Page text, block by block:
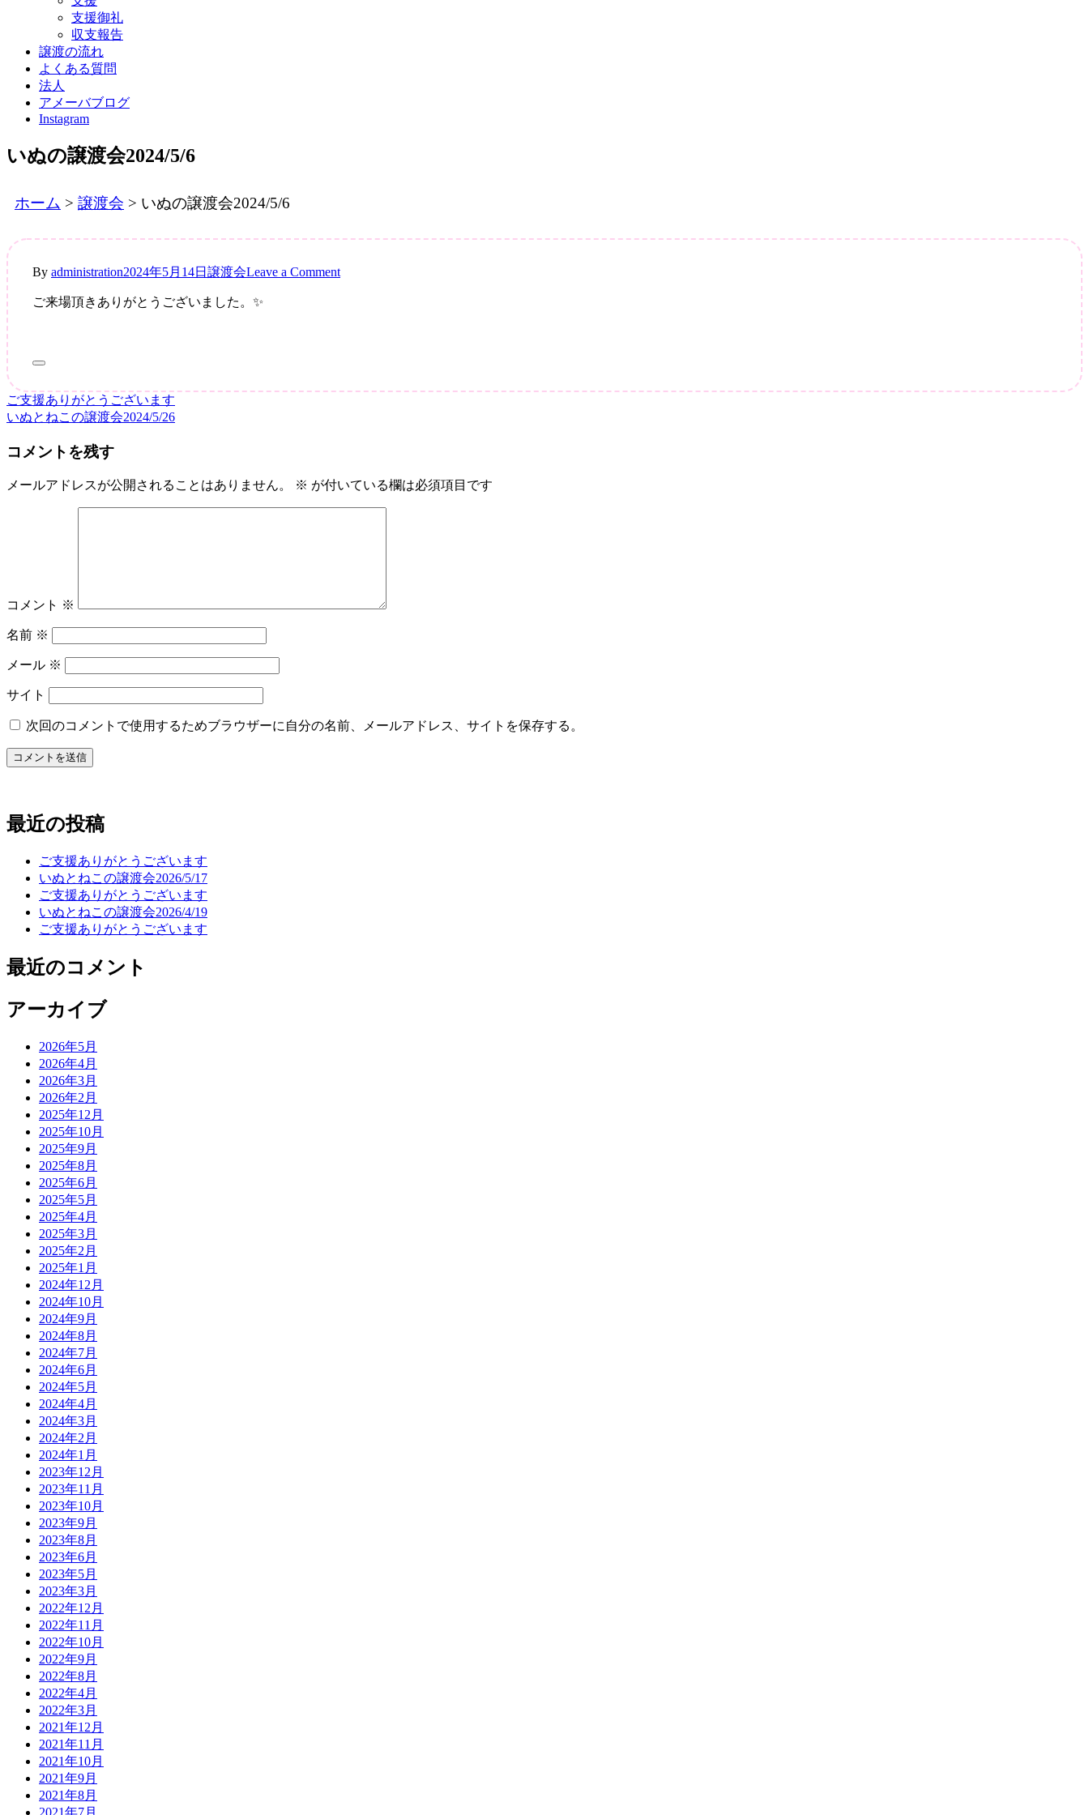
支援御礼
収支報告
譲渡の流れ
よくある質問
法人
アメーバブログ
Instagram
いぬの譲渡会2024/5/6
ホーム > 譲渡会 > いぬの譲渡会2024/5/6
By administration2024年5月14日 譲渡会Leave a Commenton
ご来場頂きありがとうございました。✨
投
稿
ナ
ビ
ン
ご支援ありがとうございます
いぬとねこの譲渡会2024/5/26
コメントを残す
メールアドレスが公開されることはありません。 ※ が付いている欄は必須項目です
コメント ※
名前 ※
メール ※
サイト
次回のコメントで使用するためブラウザーに自分の名前、メールアドレス、サイトを保存する。
最近の投稿
ご支援ありがとうございます
いぬとねこの譲渡会2026/5/17
ご支援ありがとうございます
いぬとねこの譲渡会2026/4/19
ご支援ありがとうございます
最近のコメント
アーカイブ
2026年5月
2026年4月
2026年3月
2026年2月
2025年12月
2025年10月
2025年9月
2025年8月
2025年6月
2025年5月
2025年4月
2025年3月
2025年2月
2025年1月
2024年12月
2024年10月
2024年9月
2024年8月
2024年7月
2024年6月
2024年5月
2024年4月
2024年3月
2024年2月
2024年1月
2023年12月
2023年11月
2023年10月
2023年9月
2023年8月
2023年6月
2023年5月
2023年3月
2022年12月
2022年11月
2022年10月
2022年9月
2022年8月
2022年4月
2022年3月
2021年12月
2021年11月
2021年10月
2021年9月
2021年8月
2021年7月